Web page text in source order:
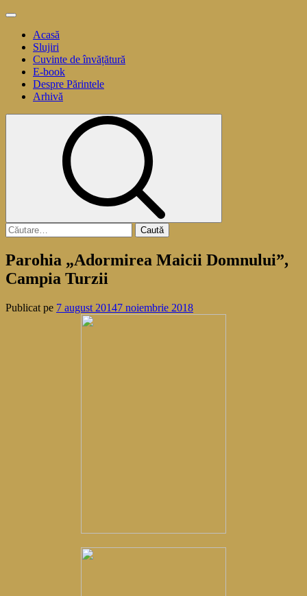
Sari
conținut
Meniu
principalAcasă
Slujiri
Cuvinte de învățătură
E-book
Despre Părintele
Arhivă
Caută
după:
Parohia „Adormirea Maicii Domnului”,
Campia Turzii
Publicat pe 7 august 20147 noiembrie 2018